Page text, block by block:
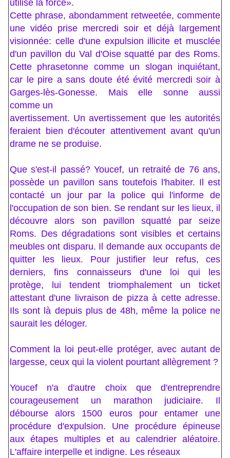
utilise la force».
Cette phrase, abondamment retweetée, commente
une vidéo prise mercredi soir et déjà largement
visionnée: celle d'une expulsion illicite et musclée
d'un pavillon du Val d'Oise squatté par des Roms.
Cette phrasetonne comme un slogan inquiétant,
car le pire a sans doute été évité mercredi soir à
Garges-lès-Gonesse. Mais elle sonne aussi
comme un
avertissement. Un avertissement que les autorités
feraient bien d'écouter attentivement avant qu'un
drame ne se produise.
Que s'est-il passé? Youcef, un retraité de 76 ans,
possède un pavillon sans toutefois l'habiter. Il est
contacté un jour par la police qui l'informe de
l'occupation de son bien. Se rendant sur les lieux, il
découvre alors son pavillon squatté par seize
Roms. Des dégradations sont visibles et certains
meubles ont disparu. Il demande aux occupants de
quitter les lieux. Pour justifier leur refus, ces
derniers, fins connaisseurs d'une loi qui les
protège, lui tendent triomphalement un ticket
attestant d'une livraison de pizza à cette adresse.
Ils sont là depuis plus de 48h, même la police ne
saurait les déloger.
Comment la loi peut-elle protéger, avec autant de
largesse, ceux qui la violent pourtant allègrement ?
Youcef n'a d'autre choix que d'entreprendre
courageusement un marathon judiciaire. Il
débourse alors 1500 euros pour entamer une
procédure d'expulsion. Une procédure épineuse
aux étapes multiples et au calendrier aléatoire.
L'affaire interpelle et indigne. Les réseaux